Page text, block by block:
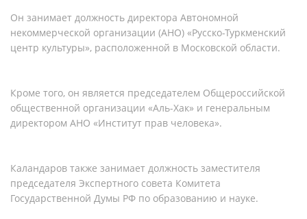
Он занимает должность директора Автономной
некоммерческой организации (АНО) «Русско-Туркменский
центр культуры», расположенной в Московской области.
Кроме того, он является председателем Общероссийской
общественной организации «Аль-Хак» и генеральным
директором АНО «Институт прав человека».
Каландаров также занимает должность заместителя
председателя Экспертного совета Комитета
Государственной Думы РФ по образованию и науке.